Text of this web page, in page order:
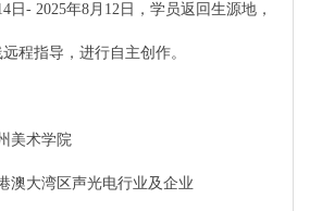
日- 2025年8月12日，学员返回生源地，
程指导，进行自主创作。
美术学院
澳大湾区声光电行业及企业